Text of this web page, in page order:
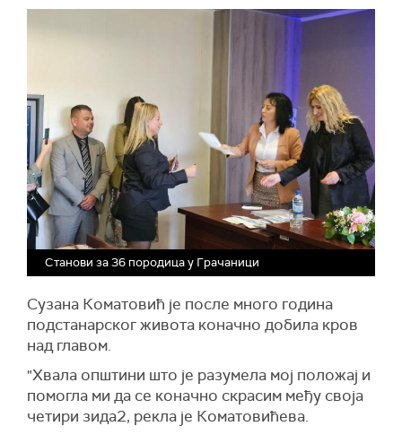
Станови за 36 породица у Грачаници
Сузана Коматовић је после много година
подстанарског живота коначно добила кров
над главом.
"Хвала општини што је разумела мој положај и
помогла ми да се коначно скрасим међу своја
четири зида2, рекла је Коматовићева.